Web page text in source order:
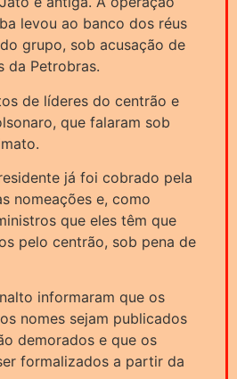
levou ao banco dos réus
grupo, sob acusação de
da Petrobras.
de líderes do centrão e
que falaram sob
já foi cobrado pela
nomeações e, como
que eles têm que
pelo centrão, sob pena de
informaram que os
nomes sejam publicados
demorados e que os
formalizados a partir da